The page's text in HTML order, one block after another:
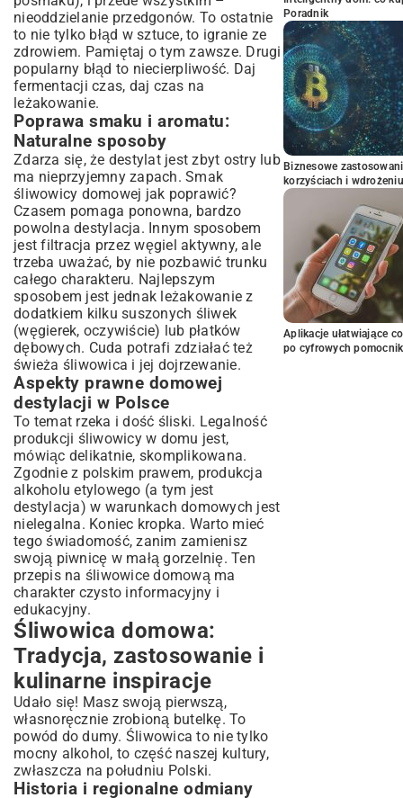
nieoddzielanie przedgonów. To ostatnie
to nie tylko błąd w sztuce, to igranie ze
zdrowiem. Pamiętaj o tym zawsze. Drugi
popularny błąd to niecierpliwość. Daj
fermentacji czas, daj czas na
leżakowanie.
Poprawa smaku i aromatu:
Naturalne sposoby
Zdarza się, że destylat jest zbyt ostry lub
ma nieprzyjemny zapach. Smak
śliwowicy domowej jak poprawić?
Czasem pomaga ponowna, bardzo
powolna destylacja. Innym sposobem
jest filtracja przez węgiel aktywny, ale
trzeba uważać, by nie pozbawić trunku
całego charakteru. Najlepszym
sposobem jest jednak leżakowanie z
dodatkiem kilku suszonych śliwek
(węgierek, oczywiście) lub płatków
dębowych. Cuda potrafi zdziałać też
świeża śliwowica i jej dojrzewanie.
Aspekty prawne domowej
destylacji w Polsce
To temat rzeka i dość śliski. Legalność
produkcji śliwowicy w domu jest,
mówiąc delikatnie, skomplikowana.
Zgodnie z polskim prawem, produkcja
alkoholu etylowego (a tym jest
destylacja) w warunkach domowych jest
nielegalna. Koniec kropka. Warto mieć
tego świadomość, zanim zamienisz
swoją piwnicę w małą gorzelnię. Ten
przepis na śliwowice domową ma
charakter czysto informacyjny i
edukacyjny.
Śliwowica domowa:
Tradycja, zastosowanie i
kulinarne inspiracje
Udało się! Masz swoją pierwszą,
własnoręcznie zrobioną butelkę. To
powód do dumy. Śliwowica to nie tylko
mocny alkohol, to część naszej kultury,
zwłaszcza na południu Polski.
Historia i regionalne odmiany
Poradnik
Biznesowe
korzyściach i wdrożeniu
Aplikacje ułatwiające
po cyfrowych